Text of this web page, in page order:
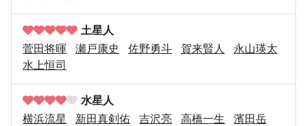
土星人
菅田将暉
瀬戸康史 佐野勇斗 賀来賢人
永山瑛太
水上恒司
水星人
横浜流星
新田真剣佑 吉沢亮 高橋一生
濱田岳